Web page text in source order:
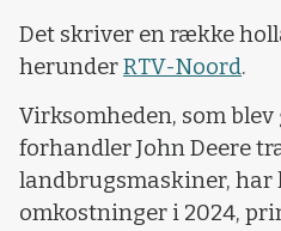
Det skriver en række
herunderRTV-Noord.
Virksomheden, som
forhandler John Deere
landbrugsmaskiner,
omkostninger i 2024,